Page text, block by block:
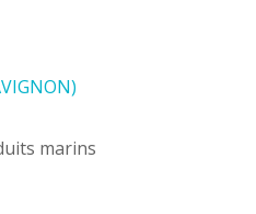
marins